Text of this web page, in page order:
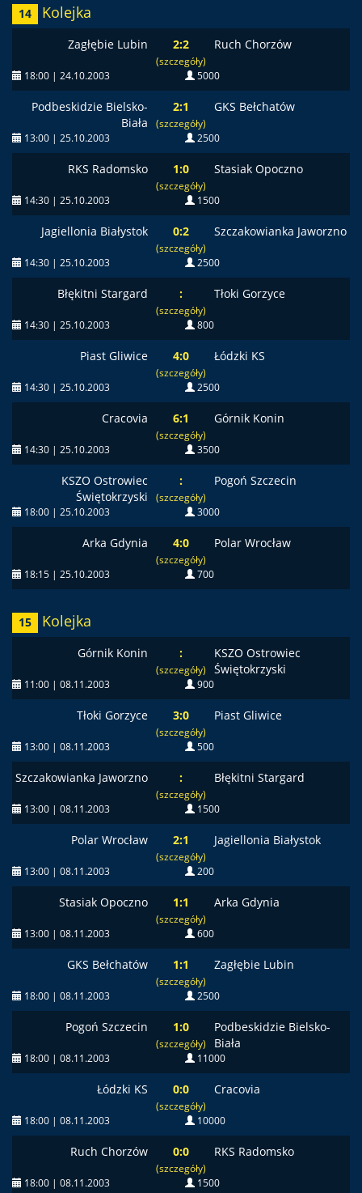
14 Kolejka
Zagłębie Lubin 2:2
(szczegóły)
Ruch Chorzów
18:00 | 24.10.2003 5000
Podbeskidzie Bielsko-
Biała
2:1
(szczegóły)
GKS Bełchatów
13:00 | 25.10.2003 2500
RKS Radomsko 1:0
(szczegóły)
Stasiak Opoczno
14:30 | 25.10.2003 1500
Jagiellonia Białystok 0:2
(szczegóły)
Szczakowianka Jaworzno
14:30 | 25.10.2003 2500
Błękitni Stargard :
(szczegóły)
Tłoki Gorzyce
14:30 | 25.10.2003 800
Piast Gliwice 4:0
(szczegóły)
Łódzki KS
14:30 | 25.10.2003 2500
Cracovia 6:1
(szczegóły)
Górnik Konin
14:30 | 25.10.2003 3500
KSZO Ostrowiec
Świętokrzyski
:
(szczegóły)
Pogoń Szczecin
18:00 | 25.10.2003 3000
Arka Gdynia 4:0
(szczegóły)
Polar Wrocław
18:15 | 25.10.2003 700
15 Kolejka
Górnik Konin :
(szczegóły)
KSZO Ostrowiec
Świętokrzyski
11:00 | 08.11.2003 900
Tłoki Gorzyce 3:0
(szczegóły)
Piast Gliwice
13:00 | 08.11.2003 500
Szczakowianka Jaworzno :
(szczegóły)
Błękitni Stargard
13:00 | 08.11.2003 1500
Polar Wrocław 2:1
(szczegóły)
Jagiellonia Białystok
13:00 | 08.11.2003 200
Stasiak Opoczno 1:1
(szczegóły)
Arka Gdynia
13:00 | 08.11.2003 600
GKS Bełchatów 1:1
(szczegóły)
Zagłębie Lubin
18:00 | 08.11.2003 2500
Pogoń Szczecin 1:0
(szczegóły)
Podbeskidzie Bielsko-
Biała
18:00 | 08.11.2003 11000
Łódzki KS 0:0
(szczegóły)
Cracovia
18:00 | 08.11.2003 10000
Ruch Chorzów 0:0
(szczegóły)
RKS Radomsko
18:00 | 08.11.2003 1500